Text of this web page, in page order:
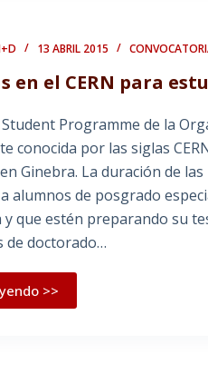
13 ABRIL 2015
en el CERN para
Programme de la
conocida por las siglas
Ginebra. La duración de
alumnos de posgrado
que estén preparando su
de doctorado…
>>